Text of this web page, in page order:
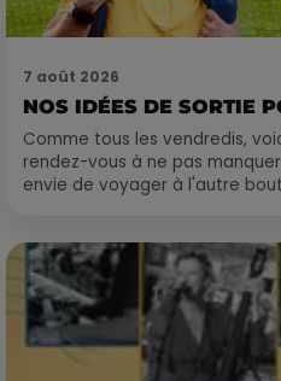
7 août 2026
NOS IDÉES DE SORTIE
Comme tous les vendredis,
rendez-vous à ne pas
envie de voyager à l'autre